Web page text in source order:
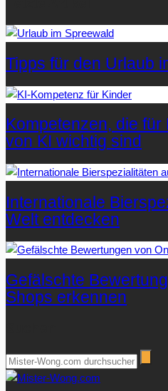
Tipps für den Urlaub
Kompetenzen, die
von KI wichtig sind
Internationale
Welt entdecken
Gefälschte
Shops erkennen